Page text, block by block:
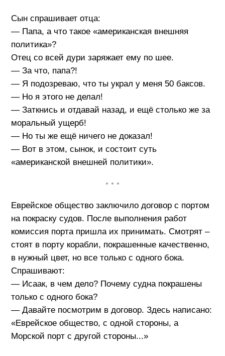
Сын спрашивает отца:
— Папа, а что такое «американская внешняя
политика»?
Отец со всей дури заряжает ему по шее.
— За что, папа?!
— Я подозреваю, что ты украл у меня 50 баксов.
— Но я этого не делал!
— Заткнись и отдавай назад, и ещё столько же за
моральный ущерб!
— Но ты же ещё ничего не доказал!
— Вот в этом, сынок, и состоит суть
«американской внешней политики».
• • •
Еврейское общество заключило договор с портом
на покраску судов. После выполнения работ
комиссия порта пришла их принимать. Смотрят –
стоят в порту корабли, покрашенные качественно,
в нужный цвет, но все только с одного бока.
Спрашивают:
— Исаак, в чем дело? Почему судна покрашены
только с одного бока?
— Давайте посмотрим в договор. Здесь написано:
«Еврейское общество, с одной стороны, а
Морской порт с другой стороны...»